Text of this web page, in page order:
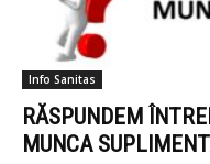
Info Sanitas
RĂSPUNDEM
MUNCA